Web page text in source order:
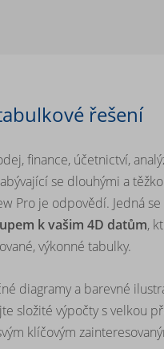
řešení
finance, účetnictví,
se dlouhými a
Pro je odpovědí. Jedná
k vašim 4D datům,
výkonné tabulky.
diagramy a barevné
složité výpočty s velkou
klíčovým